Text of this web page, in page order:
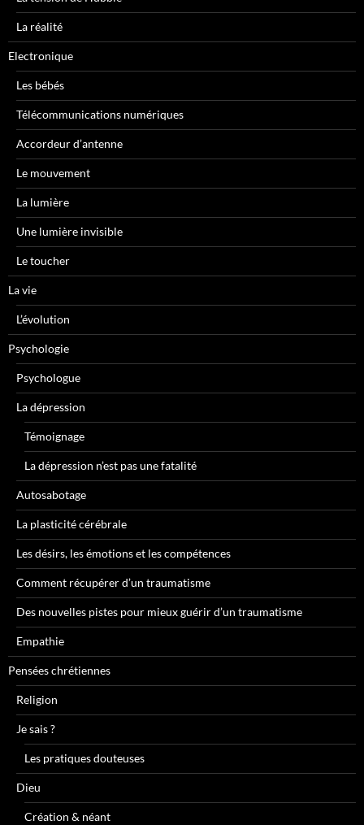
La réalité
Electronique
Les bébés
Télécommunications numériques
Accordeur d’antenne
Le mouvement
La lumière
Une lumière invisible
Le toucher
La vie
L’évolution
Psychologie
Psychologue
La dépression
Témoignage
La dépression n’est pas une fatalité
Autosabotage
La plasticité cérébrale
Les désirs, les émotions et les compétences
Comment récupérer d’un traumatisme
Des nouvelles pistes pour mieux guérir d’un traumatisme
Empathie
Pensées chrétiennes
Religion
Je sais ?
Les pratiques douteuses
Dieu
Création & néant